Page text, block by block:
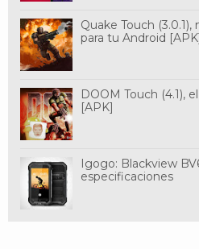
Quake Touch
para tu Android
DOOM Touch (4.1),
[APK]
Igogo: Blackview
especificaciones